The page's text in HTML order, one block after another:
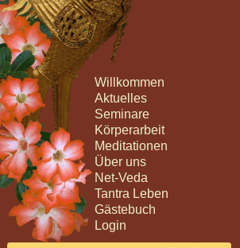
Willkommen
Aktuelles
Seminare
Körperarbeit
Meditationen
Über uns
Net-Veda
Tantra Leben
Gästebuch
Login